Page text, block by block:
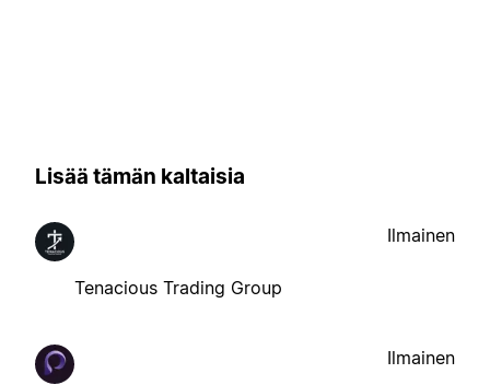
Lisää tämän kaltaisia
Tenacious Trading Group
Ilmainen
Ilmainen